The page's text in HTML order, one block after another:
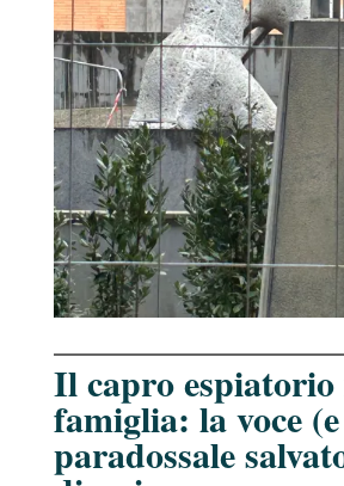
Il capro espiatorio
famiglia: la voce
paradossale